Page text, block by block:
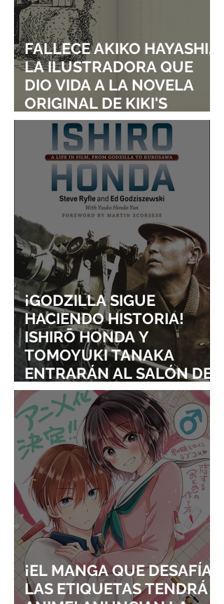
FALLECE AKIKO HAYASHI,
LA ILUSTRADORA QUE
DIO VIDA A LA NOVELA
ORIGINAL DE KIKI'S
DELIVERY SERVICE
¡GODZILLA SIGUE
HACIENDO HISTORIA!
ISHIRŌ HONDA Y
TOMOYUKI TANAKA
ENTRARÁN AL SALÓN DE
LA FAMA DE LOS EFECTOS
VISUALES
¡EL MANGA QUE DESAFÍA
LAS ETIQUETAS TENDRÁ